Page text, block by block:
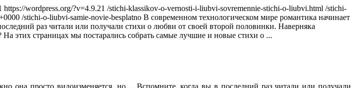
https://wordpress.org/?v=4.9.21 /stichi-klassikov-o-vernosti-i-liubvi-sovremennie-stichi-o-liubvi.html /stichi-
/stichi-o-liubvi-samie-novie-besplatno В современном технологическом мире романтика начинает
раз читали или получали стихи о любви от своей второй половинки. Наверняка
этих страницах мы постарались собрать самые лучшие и новые стихи о ...
она просто видоизменяется, но… Вспомните, когда вы в последний раз читали или получали